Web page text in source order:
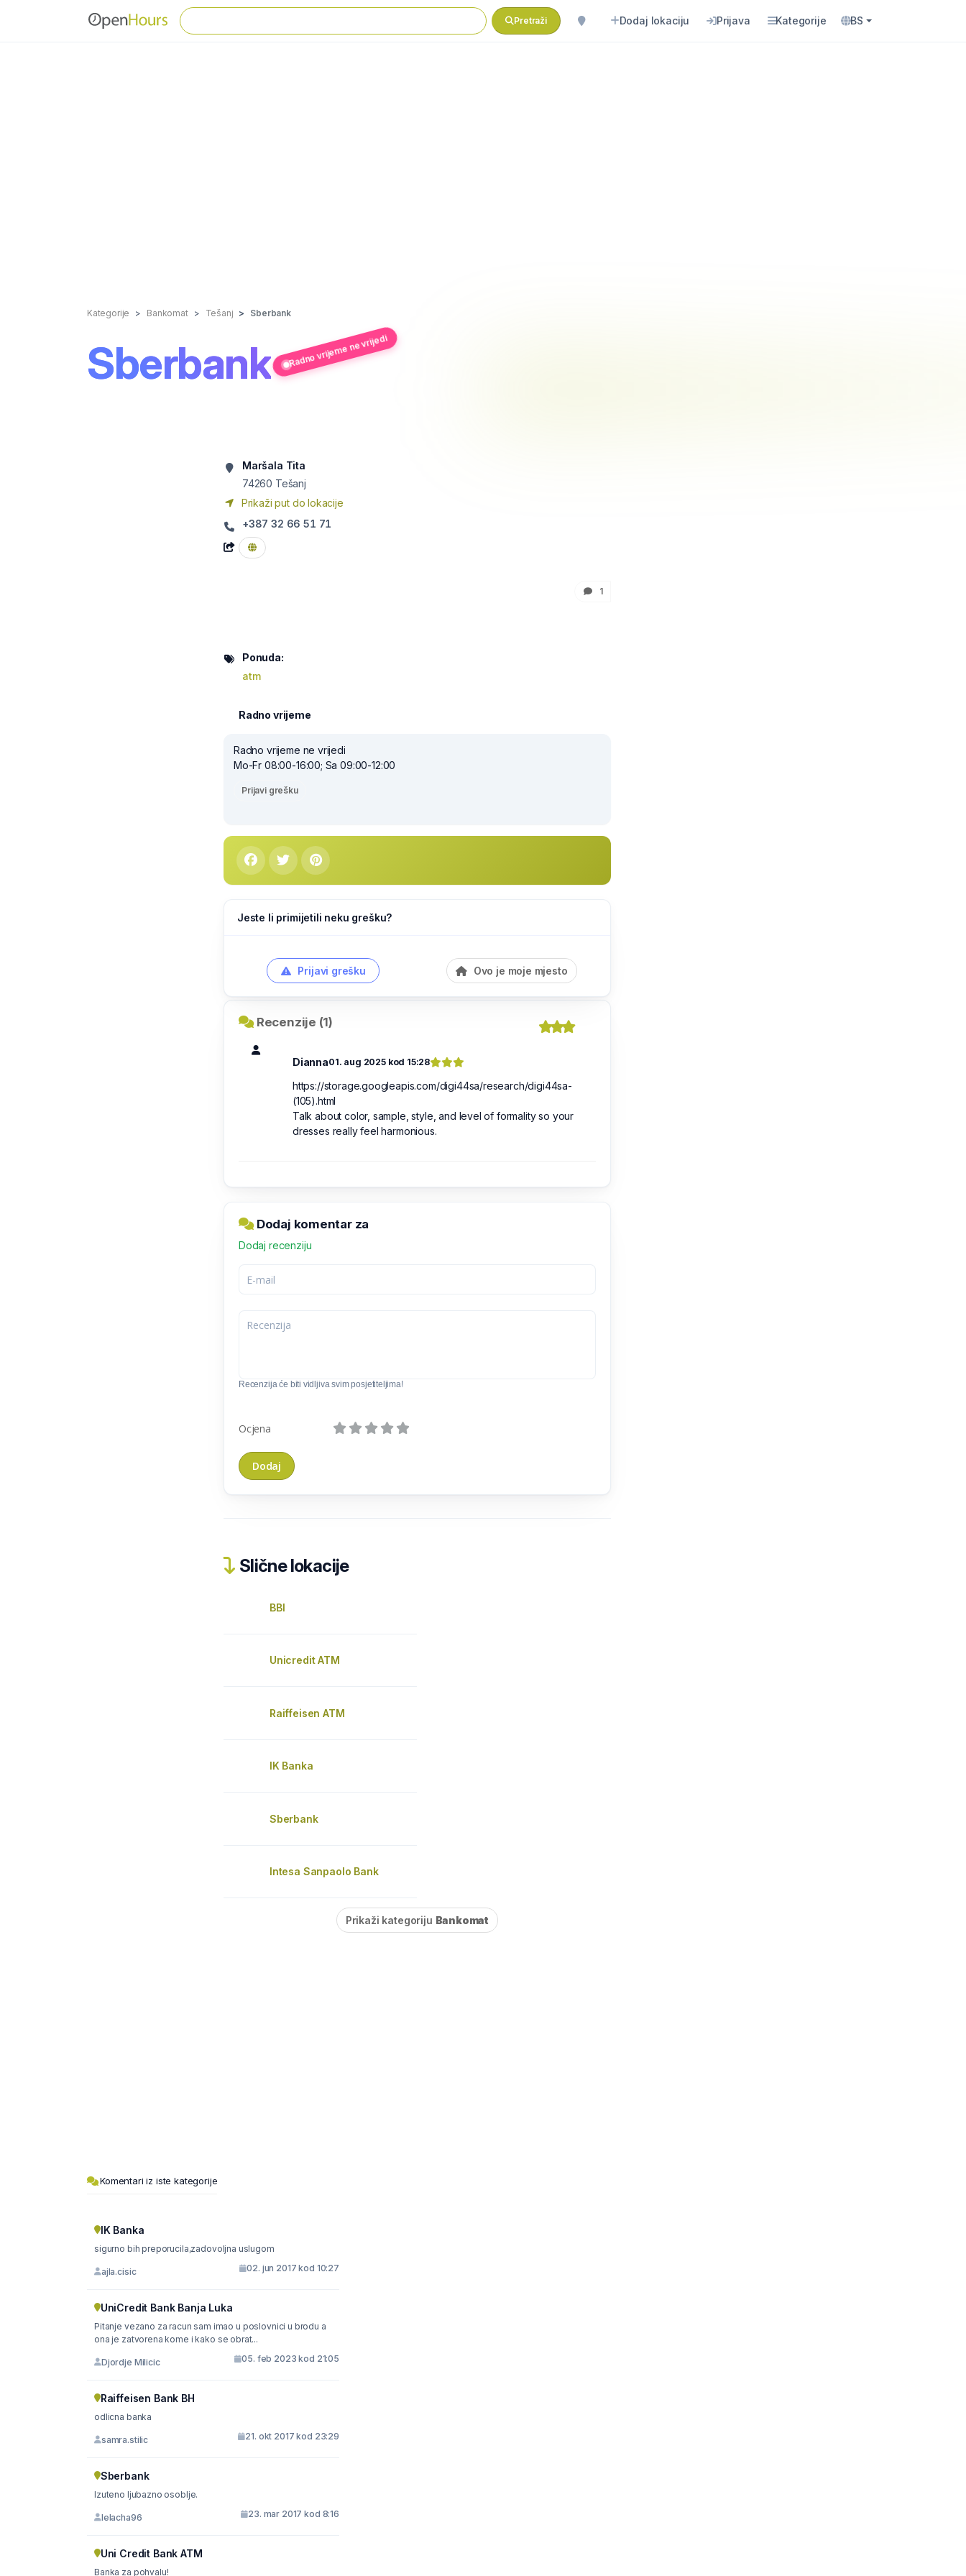
Pretraži Dodaj lokaciju Prijava Kategorije BS
Kategorije Bankomat Tešanj Sberbank
Sberbank Radno vrijeme ne vrijedi
Maršala Tita
74260 Tešanj
Prikaži put do lokacije
+387 32 66 51 71
1
Ponuda:
atm
Radno vrijeme
Radno vrijeme ne vrijedi
Mo-Fr 08:00-16:00; Sa 09:00-12:00
Prijavi grešku
Jeste li primijetili neku grešku?
Prijavi grešku Ovo je moje mjesto
Recenzije (1)
Dianna01. aug 2025 kod 15:28
https://storage.googleapis.com/digi44sa/research/digi44sa-
(105).html
Talk about color, sample, style, and level of formality so your
dresses really feel harmonious.
Dodaj komentar za
Dodaj recenziju
Recenzija će biti vidljiva svim posjetiteljima!
Ocjena
Slične lokacije
BBI
Unicredit ATM
Raiffeisen ATM
IK Banka
Sberbank
Intesa Sanpaolo Bank
Prikaži kategoriju Bankomat
Komentari iz iste kategorije
IK Banka
sigurno bih preporucila,zadovoljna uslugom
ajla.cisic 02. jun 2017 kod 10:27
UniCredit Bank Banja Luka
Pitanje vezano za racun sam imao u poslovnici u brodu a
ona je zatvorena kome i kako se obrat...
Djordje Milicic 05. feb 2023 kod 21:05
Raiffeisen Bank BH
odlicna banka
samra.stilic 21. okt 2017 kod 23:29
Sberbank
Izuteno ljubazno osoblje.
lelacha96 23. mar 2017 kod 8:16
Uni Credit Bank ATM
Banka za pohvalu!